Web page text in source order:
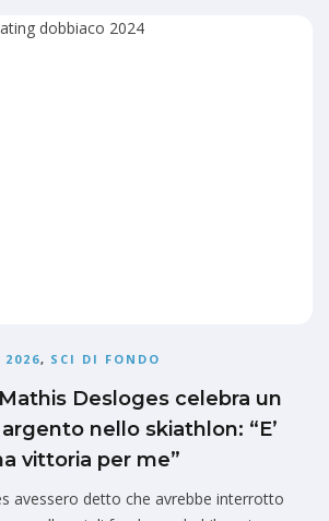
, SCI DI FONDO
Desloges celebra un
nello skiathlon: “E’
vittoria per me”
avessero detto che avrebbe interrotto